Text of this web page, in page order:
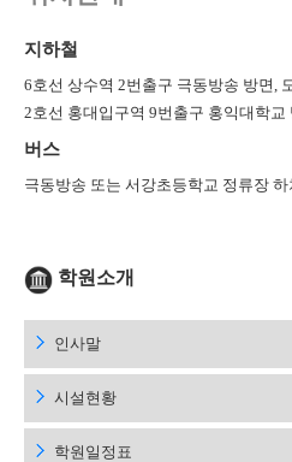
지하철
6호선 상수역 2번출구 극동방송 방면,
2호선 홍대입구역 9번출구 홍익대학교
버스
극동방송 또는 서강초등학교 정류장 하
학원소개
인사말
시설현황
학원일정표